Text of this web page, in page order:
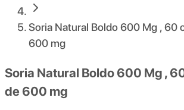
Soria Natural Boldo 600 Mg , 60
600 mg
Soria Natural Boldo 600 Mg ,
de 600 mg